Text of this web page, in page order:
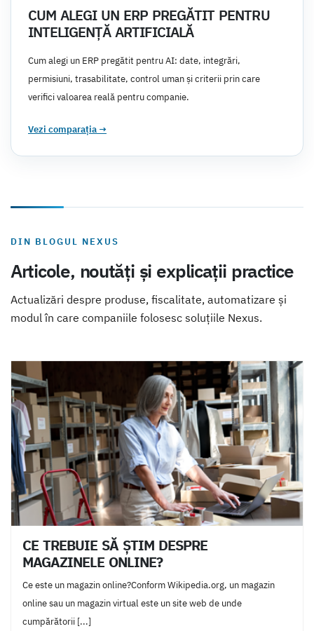
CUM ALEGI UN ERP PREGĂTIT PENTRU
INTELIGENȚĂ ARTIFICIALĂ
Cum alegi un ERP pregătit pentru AI: date, integrări,
permisiuni, trasabilitate, control uman și criterii prin care
verifici valoarea reală pentru companie.
Vezi comparația →
DIN BLOGUL NEXUS
Articole, noutăți și explicații practice
Actualizări despre produse, fiscalitate, automatizare și
modul în care companiile folosesc soluțiile Nexus.
CE TREBUIE SĂ ŞTIM DESPRE
MAGAZINELE ONLINE?
Ce este un magazin online?Conform Wikipedia.org, un magazin
online sau un magazin virtual este un site web de unde
cumpărătorii [...]